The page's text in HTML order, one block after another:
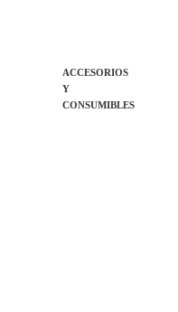
ACCESORIOS
Y
CONSUMIBLES